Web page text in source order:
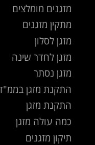
מזגנים מומלצים
מתקין מזגנים
מזגן לסלון
מזגן לחדר שינה
מזגן נסתר
התקנת מזגן
התקנת מזגן
כמה עולה מזגן
תיקון מזגנים